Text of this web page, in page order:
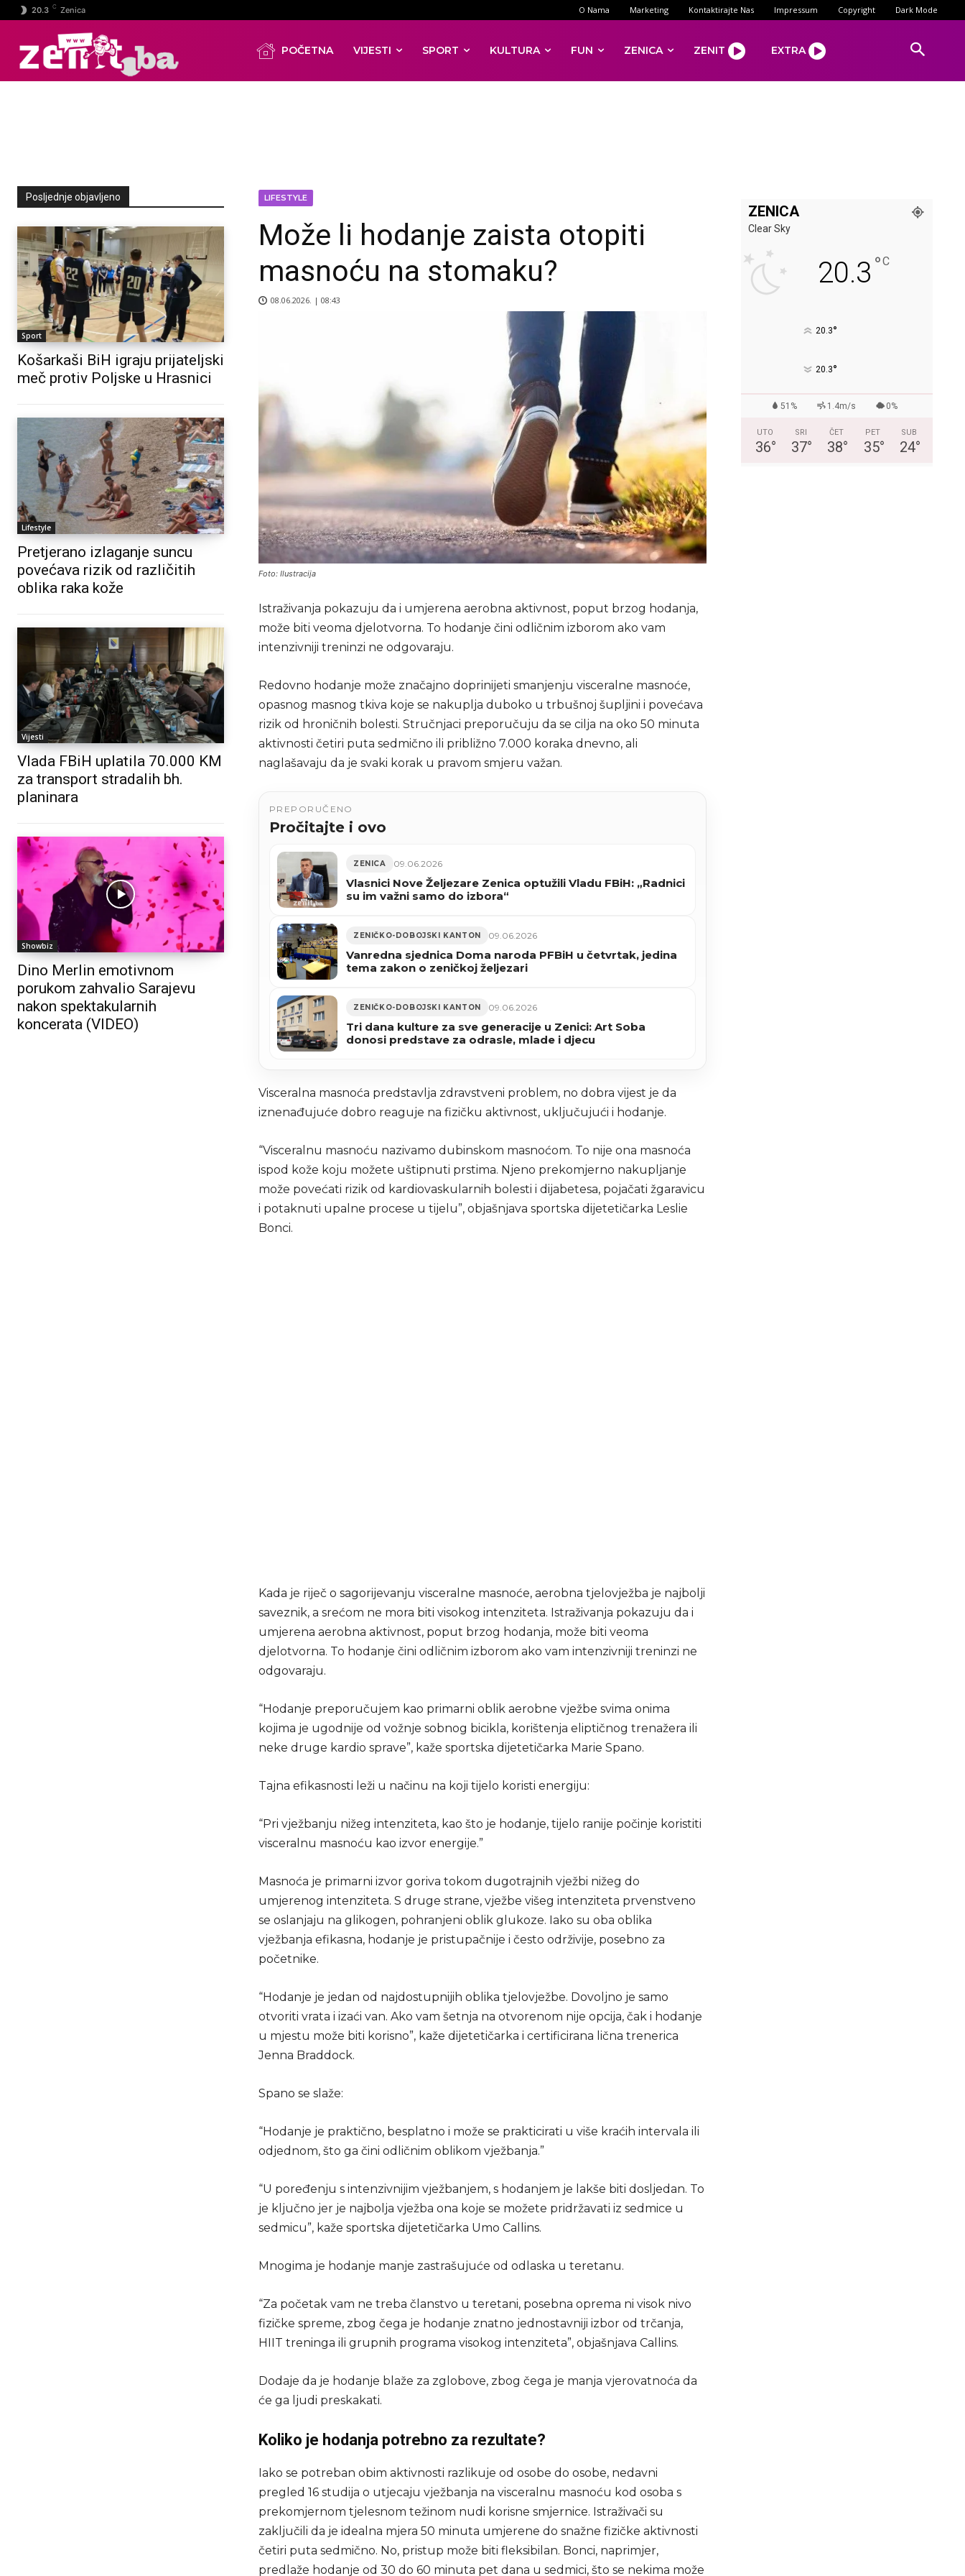
20.3 C Zenica O Nama Marketing Kontaktirajte Nas Impressum Copyright Dark Mode
POČETNA VIJESTI SPORT KULTURA FUN ZENICA ZENIT EXTRA
Posljednje objavljeno
Sport
Košarkaši BiH igraju prijateljski
meč protiv Poljske u Hrasnici
Lifestyle
Pretjerano izlaganje suncu
povećava rizik od različitih
oblika raka kože
Vijesti
Vlada FBiH uplatila 70.000 KM
za transport stradalih bh.
planinara
Showbiz
Dino Merlin emotivnom
porukom zahvalio Sarajevu
nakon spektakularnih
koncerata (VIDEO)
LIFESTYLE
Može li hodanje zaista otopiti
masnoću na stomaku?
08.06.2026. | 08:43
Foto: Ilustracija
Istraživanja pokazuju da i umjerena aerobna aktivnost, poput brzog hodanja,
može biti veoma djelotvorna. To hodanje čini odličnim izborom ako vam
intenzivniji treninzi ne odgovaraju.
Redovno hodanje može značajno doprinijeti smanjenju visceralne masnoće,
opasnog masnog tkiva koje se nakuplja duboko u trbušnoj šupljini i povećava
rizik od hroničnih bolesti. Stručnjaci preporučuju da se cilja na oko 50 minuta
aktivnosti četiri puta sedmično ili približno 7.000 koraka dnevno, ali
naglašavaju da je svaki korak u pravom smjeru važan.
PREPORUČENO
Pročitajte i ovo
ZENICA 09.06.2026
Vlasnici Nove Željezare Zenica optužili Vladu FBiH: „Radnici
su im važni samo do izbora“
ZENIČKO-DOBOJSKI KANTON 09.06.2026
Vanredna sjednica Doma naroda PFBiH u četvrtak, jedina
tema zakon o zeničkoj željezari
ZENIČKO-DOBOJSKI KANTON 09.06.2026
Tri dana kulture za sve generacije u Zenici: Art Soba
donosi predstave za odrasle, mlade i djecu
Visceralna masnoća predstavlja zdravstveni problem, no dobra vijest je da
iznenađujuće dobro reaguje na fizičku aktivnost, uključujući i hodanje.
“Visceralnu masnoću nazivamo dubinskom masnoćom. To nije ona masnoća
ispod kože koju možete uštipnuti prstima. Njeno prekomjerno nakupljanje
može povećati rizik od kardiovaskularnih bolesti i dijabetesa, pojačati žgaravicu
i potaknuti upalne procese u tijelu”, objašnjava sportska dijetetičarka Leslie
Bonci.
Kada je riječ o sagorijevanju visceralne masnoće, aerobna tjelovježba je najbolji
saveznik, a srećom ne mora biti visokog intenziteta. Istraživanja pokazuju da i
umjerena aerobna aktivnost, poput brzog hodanja, može biti veoma
djelotvorna. To hodanje čini odličnim izborom ako vam intenzivniji treninzi ne
odgovaraju.
“Hodanje preporučujem kao primarni oblik aerobne vježbe svima onima
kojima je ugodnije od vožnje sobnog bicikla, korištenja eliptičnog trenažera ili
neke druge kardio sprave”, kaže sportska dijetetičarka Marie Spano.
Tajna efikasnosti leži u načinu na koji tijelo koristi energiju:
“Pri vježbanju nižeg intenziteta, kao što je hodanje, tijelo ranije počinje koristiti
visceralnu masnoću kao izvor energije.”
Masnoća je primarni izvor goriva tokom dugotrajnih vježbi nižeg do
umjerenog intenziteta. S druge strane, vježbe višeg intenziteta prvenstveno
se oslanjaju na glikogen, pohranjeni oblik glukoze. Iako su oba oblika
vježbanja efikasna, hodanje je pristupačnije i često održivije, posebno za
početnike.
“Hodanje je jedan od najdostupnijih oblika tjelovježbe. Dovoljno je samo
otvoriti vrata i izaći van. Ako vam šetnja na otvorenom nije opcija, čak i hodanje
u mjestu može biti korisno”, kaže dijetetičarka i certificirana lična trenerica
Jenna Braddock.
Spano se slaže:
“Hodanje je praktično, besplatno i može se prakticirati u više kraćih intervala ili
odjednom, što ga čini odličnim oblikom vježbanja.”
“U poređenju s intenzivnijim vježbanjem, s hodanjem je lakše biti dosljedan. To
je ključno jer je najbolja vježba ona koje se možete pridržavati iz sedmice u
sedmicu”, kaže sportska dijetetičarka Umo Callins.
Mnogima je hodanje manje zastrašujuće od odlaska u teretanu.
“Za početak vam ne treba članstvo u teretani, posebna oprema ni visok nivo
fizičke spreme, zbog čega je hodanje znatno jednostavniji izbor od trčanja,
HIIT treninga ili grupnih programa visokog intenziteta”, objašnjava Callins.
Dodaje da je hodanje blaže za zglobove, zbog čega je manja vjerovatnoća da
će ga ljudi preskakati.
Koliko je hodanja potrebno za rezultate?
Iako se potreban obim aktivnosti razlikuje od osobe do osobe, nedavni
pregled 16 studija o utjecaju vježbanja na visceralnu masnoću kod osoba s
prekomjernom tjelesnom težinom nudi korisne smjernice. Istraživači su
zaključili da je idealna mjera 50 minuta umjerene do snažne fizičke aktivnosti
četiri puta sedmično. No, pristup može biti fleksibilan. Bonci, naprimjer,
predlaže hodanje od 30 do 60 minuta pet dana u sedmici, što se nekima može
ZENICA
Clear Sky
20.3 °C
20.3°
20.3°
51% 1.4m/s 0%
UTO
36°
SRI
37°
ČET
38°
PET
35°
SUB
24°